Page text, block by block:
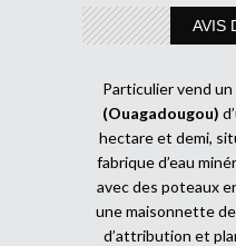
AVIS
Particulier vend
(Ouagadougou)
hectare et demi,
fabrique d’eau
avec des poteaux
une maisonnette
d’attribution et